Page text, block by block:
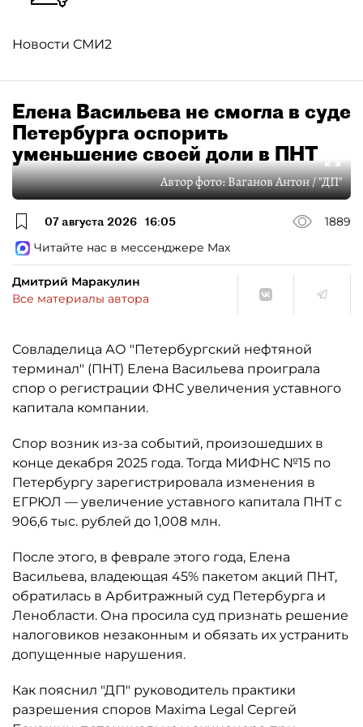
Новости СМИ2
Елена Васильева не смогла в суде
Петербурга оспорить
уменьшение своей доли в ПНТ
Автор фото:Ваганов Антон / "ДП"
07 августа 2026 16:05
1889
Читайте нас в мессенджере Max
Дмитрий Маракулин
Все материалы автора
Совладелица АО "Петербургский нефтяной
терминал" (ПНТ) Елена Васильева проиграла
спор о регистрации ФНС увеличения уставного
капитала компании.
Спор возник из-за событий, произошедших в
конце декабря 2025 года. Тогда МИФНС №15 по
Петербургу зарегистрировала изменения в
ЕГРЮЛ — увеличение уставного капитала ПНТ с
906,6 тыс. рублей до 1,008 млн.
После этого, в феврале этого года, Елена
Васильева, владеющая 45% пакетом акций ПНТ,
обратилась в Арбитражный суд Петербурга и
Ленобласти. Она просила суд признать решение
налоговиков незаконным и обязать их устранить
допущенные нарушения.
Как пояснил "ДП" руководитель практики
разрешения споров Maxima Legal Сергей